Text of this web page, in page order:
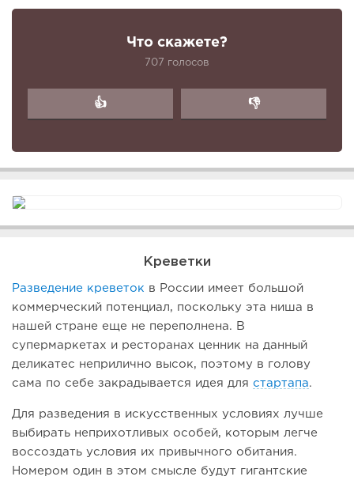
Что скажете?
707 голосов
👍 👎
Креветки
Разведение креветок в России имеет большой
коммерческий потенциал, поскольку эта ниша в
нашей стране еще не переполнена. В
супермаркетах и ресторанах ценник на данный
деликатес неприлично высок, поэтому в голову
сама по себе закрадывается идея для стартапа.
Для разведения в искусственных условиях лучше
выбирать неприхотливых особей, которым легче
воссоздать условия их привычного обитания.
Номером один в этом смысле будут гигантские